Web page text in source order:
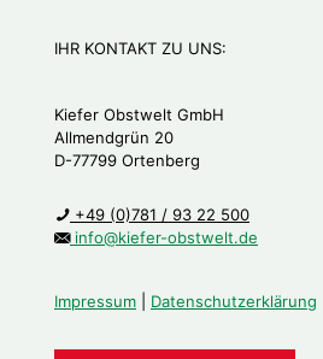
IHR KONTAKT ZU UNS:
Kiefer Obstwelt GmbH
Allmendgrün 20
D-77799 Ortenberg
+49 (0)781 / 93 22 500
info@kiefer-obstwelt.de
Impressum Datenschutzerklärung